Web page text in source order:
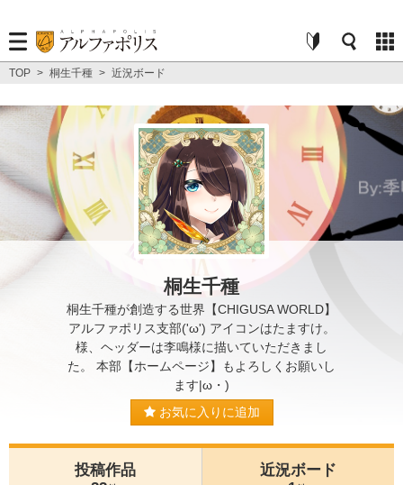
TOP > 桐生千種 > 近況ボード
桐生千種
桐生千種が創造する世界【CHIGUSA WORLD】
アルファポリス支部('ω') アイコンはたますけ。
様、ヘッダーは李鳴様に描いていただきまし
た。 本部【ホームページ】もよろしくお願いし
ます|ω・)
お気に入りに追加
投稿作品
近況ボード